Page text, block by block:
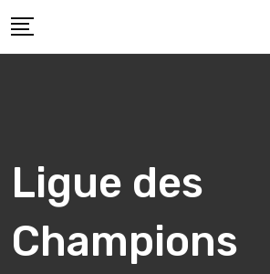
to
Ligue des
Champions